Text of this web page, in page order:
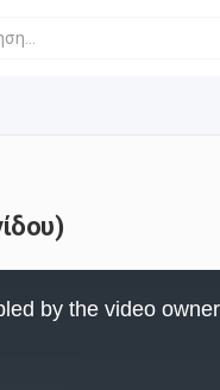
by the video